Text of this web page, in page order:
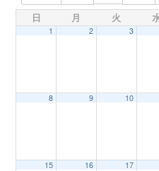
日 月 火
1 2 3
8 9 10
15 16 17